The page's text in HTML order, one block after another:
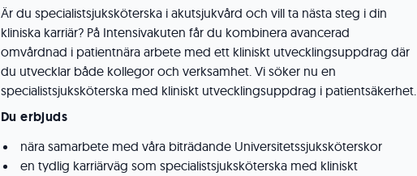
Är du specialistsjuksköterska i akutsjukvård och vill ta nästa steg i din
kliniska karriär? På Intensivakuten får du kombinera avancerad
omvårdnad i patientnära arbete med ett kliniskt utvecklingsuppdrag där
du utvecklar både kollegor och verksamhet. Vi söker nu en
specialistsjuksköterska med kliniskt utvecklingsuppdrag i patientsäkerhet.
Du erbjuds
nära samarbete med våra biträdande Universitetssjuksköterskor
en tydlig karriärväg som specialistsjuksköterska med kliniskt